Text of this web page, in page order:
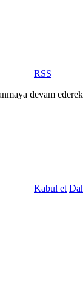
RSS
devam
Kabul et